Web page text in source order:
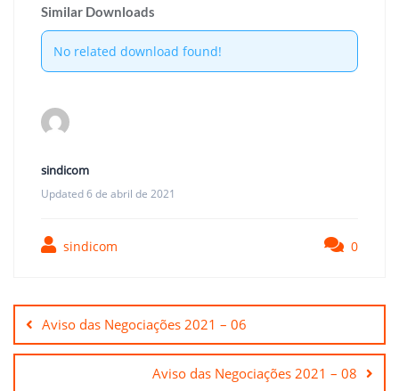
Similar Downloads
No related download found!
sindicom
Updated 6 de abril de 2021
sindicom 0
de
PostAviso das Negociações 2021 – 06
Aviso das Negociações 2021 – 08